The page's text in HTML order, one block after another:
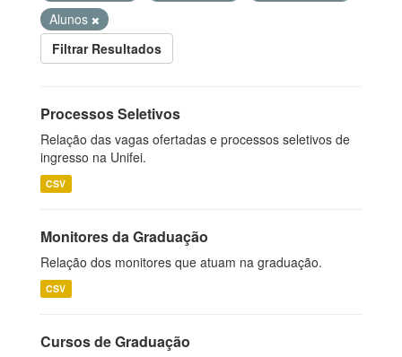
Alunos
Filtrar Resultados
Processos Seletivos
Relação das vagas ofertadas e processos seletivos de
ingresso na Unifei.
CSV
Monitores da Graduação
Relação dos monitores que atuam na graduação.
CSV
Cursos de Graduação